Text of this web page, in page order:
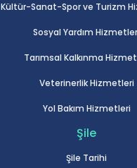
Kültür-Sanat-Spor ve Turizm
Sosyal Yardım
Tarımsal Kalkınma
Veterinerlik Hizmetleri
Yol Bakım Hizmetleri
Şile
Şile Tarihi